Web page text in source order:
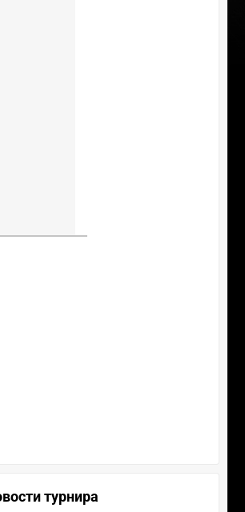
турнира